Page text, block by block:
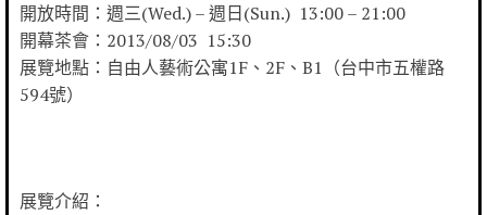
開放時間：週三(Wed.) – 週日(Sun.) 13:00 – 21:00
開幕茶會：2013/08/03 15:30
展覽地點：自由人藝術公寓1F、2F、B1（台中市五權路
594號）
展覽介紹：